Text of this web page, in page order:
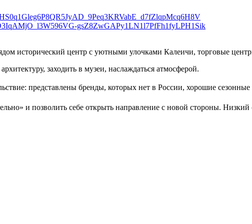
исторический центр с уютными улочками Калеичи, торговые
заходить в музеи, наслаждаться атмосферой.
представлены бренды, которых нет в России, хорошие
и позволить себе открыть направление с новой стороны.